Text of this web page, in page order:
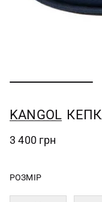
KANGOL
3 400 грн
РОЗМІР